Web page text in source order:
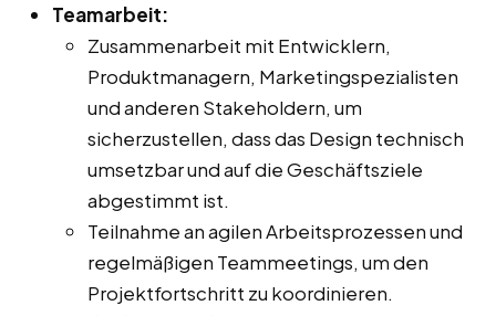
Teamarbeit:
Zusammenarbeit mit Entwicklern,
Produktmanagern, Marketingspezialisten
und anderen Stakeholdern, um
sicherzustellen, dass das Design technisch
umsetzbar und auf die Geschäftsziele
abgestimmt ist.
Teilnahme an agilen Arbeitsprozessen und
regelmäßigen Teammeetings, um den
Projektfortschritt zu koordinieren.